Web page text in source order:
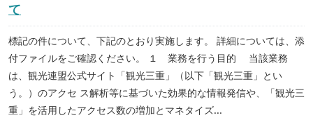
て
標記の件について、下記のとおり実施します。 詳細については、添
付ファイルをご確認ください。 １ 業務を行う目的 当該業務
は、観光連盟公式サイト「観光三重」（以下「観光三重」とい
う。）のアクセ ス解析等に基づいた効果的な情報発信や、「観光三
重」を活用したアクセス数の増加とマネタイズ...